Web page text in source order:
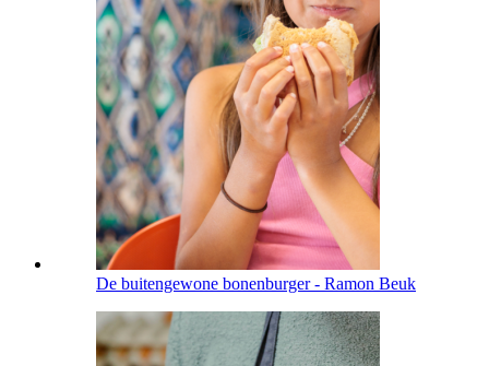
De buitengewone bonenburger - Ramon Beuk